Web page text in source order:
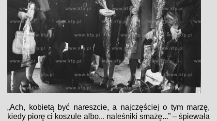
„Ach, kobietą być nareszcie, a najczęściej o tym marzę,
kiedy piorę ci koszule albo... naleśniki smażę...” – śpiewała